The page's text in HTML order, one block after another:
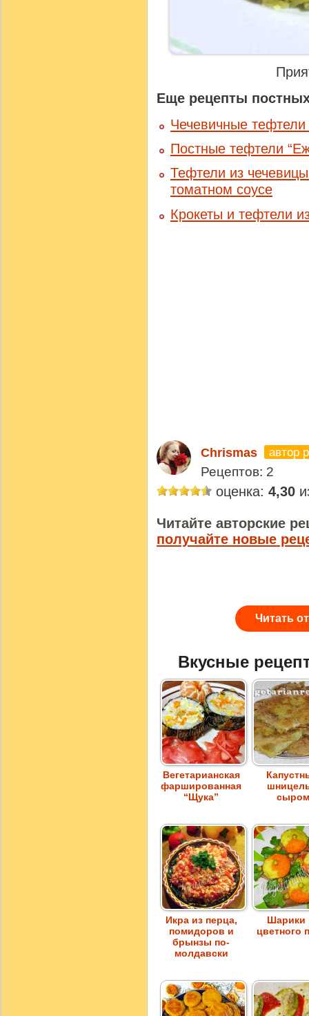
Еще рецепты
Чечевичные
Постные тефтели
Тефтели из
томатном соусе
Крокеты и тефтели
Chrismas автор
Рецептов: 2
оценка: 4,30
Читайте авторские
получайте новые
Читать
Вкусные
Вегетарианская
фаршированная
“Щука”
сыром
Икра из перца,
помидоров и
брынзы по-
молдавски
Шарики
цветного